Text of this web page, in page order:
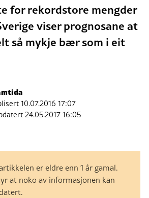
for rekordstore mengder
viser prognosane at
så mykje bær som i eit
10.07.2016 17:07
24.05.2017 16:05
er eldre enn 1 år gamal.
at noko av informasjonen kan